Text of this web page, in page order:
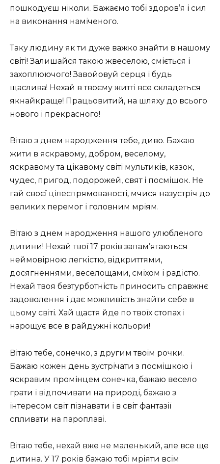
пошкодуєш ніколи. Бажаємо тобі здоров’я і сил
на виконання наміченого.
Таку людину як ти дуже важко знайти в нашому
світі! Залишайся такою жвеселою, сміється і
захоплюючого! Завойовуй серця і будь
щаслива! Нехай в твоєму житті все складеться
якнайкраще! Працьовитий, на шляху до всього
нового і прекрасного!
Вітаю з днем ​​народження тебе, диво. Бажаю
жити в яскравому, добром, веселому,
яскравому та цікавому світі мультиків, казок,
чудес, пригод, подорожей, свят і посмішок. Не
гай своєї цілеспрямованості, мчися назустріч до
великих перемог і головним мріям.
Вітаю з днем ​​народження нашого улюбленого
дитини! Нехай твої 17 років запам’ятаються
неймовірною легкістю, відкриттями,
досягненнями, веселощами, сміхом і радістю.
Нехай твоя безтурботність приносить справжнє
задоволення і дає можливість знайти себе в
цьому світі. Хай щастя йде по твоїх стопах і
нарощує все в райдужні кольори!
Вітаю тебе, сонечко, з другим твоїм рочки.
Бажаю кожен день зустрічати з посмішкою і
яскравим промінцем сонечка, бажаю весело
грати і відпочивати на природі, бажаю з
інтересом світ пізнавати і в світ фантазії
спливати на пароплаві.
Вітаю тебе, нехай вже не маленький, але все ще
дитина. У 17 років бажаю тобі мріяти всім